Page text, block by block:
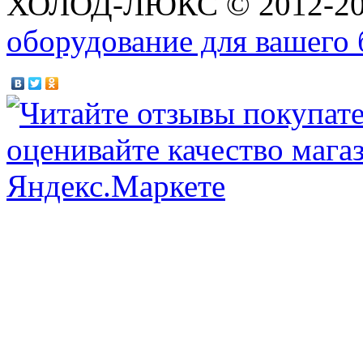
оборудование для вашего